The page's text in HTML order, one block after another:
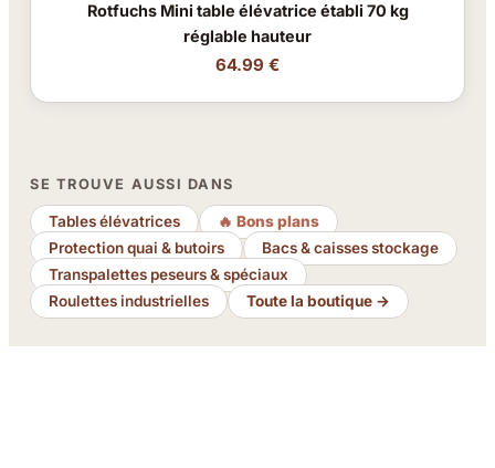
Rotfuchs Mini table élévatrice établi 70 kg
réglable hauteur
64.99 €
SE TROUVE AUSSI DANS
Tables élévatrices
🔥 Bons plans
Protection quai & butoirs
Bacs & caisses stockage
Transpalettes peseurs & spéciaux
Roulettes industrielles
Toute la boutique →